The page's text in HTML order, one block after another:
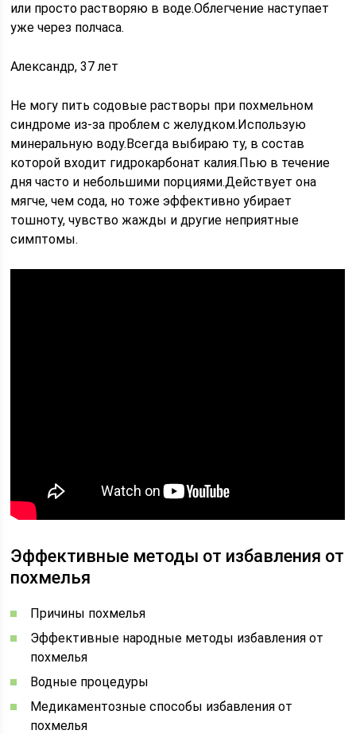
или просто растворяю в воде.Облегчение наступает
уже через полчаса.
Александр, 37 лет
Не могу пить содовые растворы при похмельном
синдроме из-за проблем с желудком.Использую
минеральную воду.Всегда выбираю ту, в состав
которой входит гидрокарбонат калия.Пью в течение
дня часто и небольшими порциями.Действует она
мягче, чем сода, но тоже эффективно убирает
тошноту, чувство жажды и другие неприятные
симптомы.
Эффективные методы от избавления от
похмелья
Причины похмелья
Эффективные народные методы избавления от
похмелья
Водные процедуры
Медикаментозные способы избавления от
похмелья